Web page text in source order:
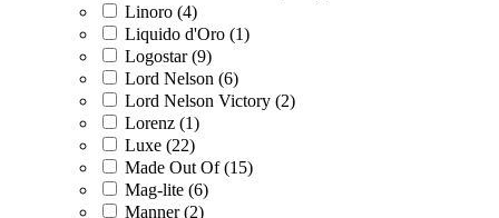
Linoro (4)
Liquido d'Oro (1)
Logostar (9)
Lord Nelson (6)
Lord Nelson Victory (2)
Lorenz (1)
Luxe (22)
Made Out Of (15)
Mag-lite (6)
Manner (2)